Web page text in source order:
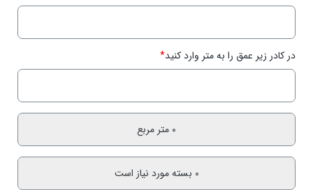
در کادر زیر عمق را به متر وارد کنید*